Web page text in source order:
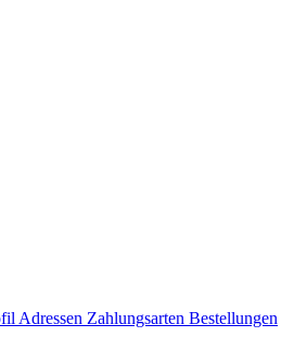
Adressen Zahlungsarten Bestellungen